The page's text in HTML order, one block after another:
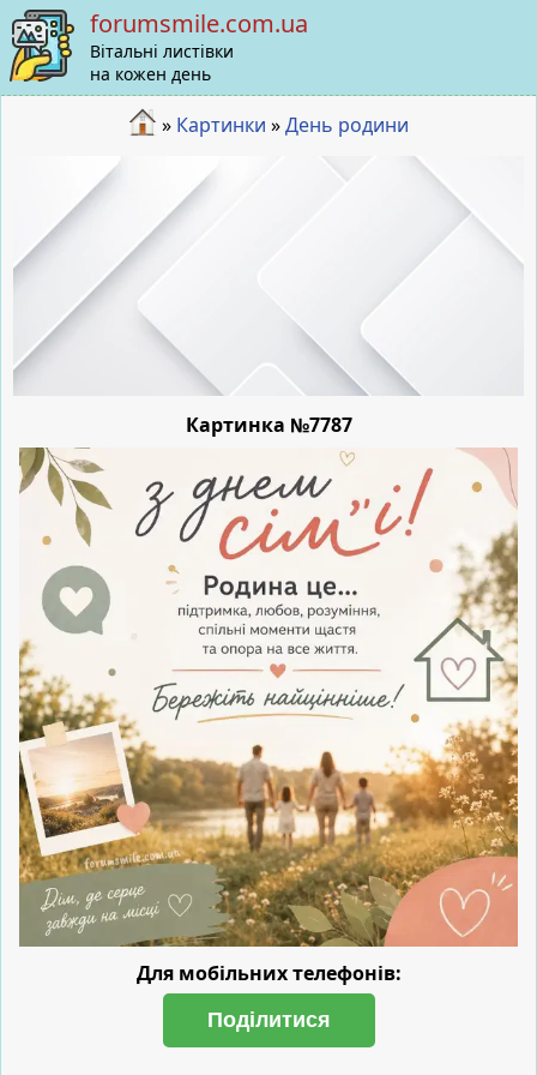
forumsmile.com.ua
Вітальні листівки
на кожен день
» Картинки »День родини
Картинка №7787
Для мобільних телефонів:
Поділитися